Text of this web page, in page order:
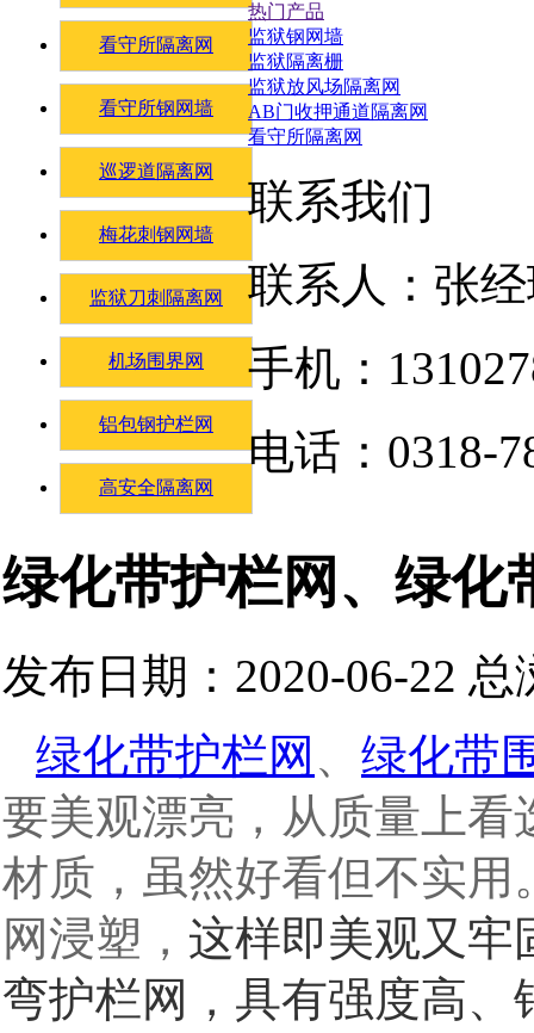
看守所隔离网
看守所钢网墙
巡逻道隔离网
梅花刺钢网墙
监狱刀刺隔离网
机场围界网
铝包钢护栏网
高安全隔离网
绿化带护栏网、绿化
发布日期：2020-06-22 总
绿化带护栏网 、 绿化带
要美观漂亮，从质量上
材质，虽然好看但不实
网浸塑， 这样即美观又牢
弯护栏网，具有强度高
热门产品
监狱钢网墙
监狱隔离栅
监狱放风场隔离网
AB门收押通道隔离网
看守所隔离网
联系我们
联系人：张
手机：
电话：0318-